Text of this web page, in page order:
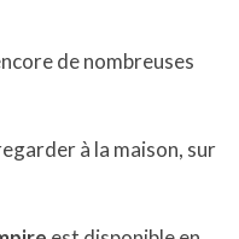
de nombreuses
à la maison, sur